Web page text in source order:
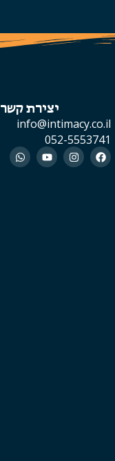
יצירת קשר
info@intimacy.co.il
052-5553741